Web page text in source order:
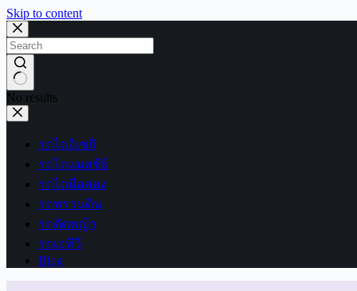
Skip to content
No results
รถไถอิเซกิ
รถไถแมสซีย์
รถไถมือสอง
รถพรวนดิน
รถตัดหญ้า
รถเอทีวี
Blog